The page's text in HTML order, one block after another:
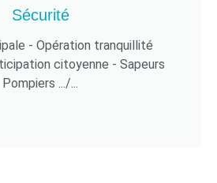
Sécurité
- Opération tranquillité
citoyenne - Sapeurs
Pompiers .../...